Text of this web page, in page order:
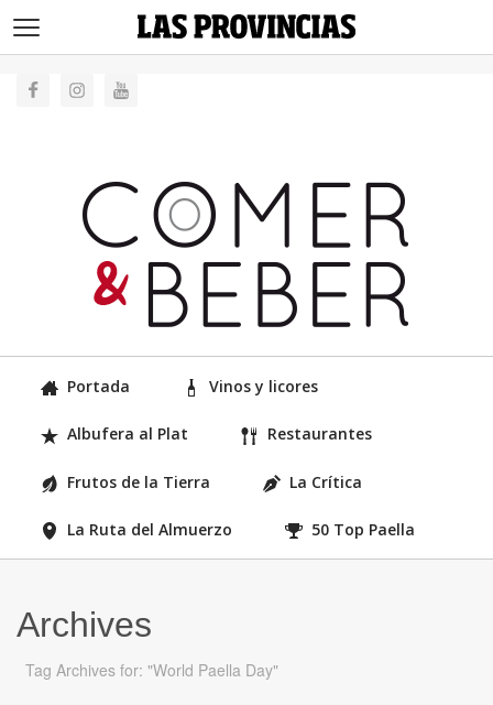
Portada Vinos y licores
Albufera al Plat Restaurantes
Frutos de la Tierra La Crítica
La Ruta del Almuerzo 50 Top Paella
Archives
Tag Archives for: "World Paella Day"